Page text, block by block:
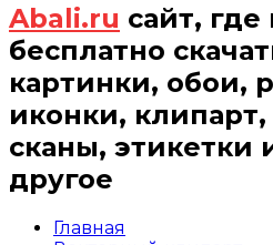
Abali.ru сайт,
бесплатно
картинки, обои,
иконки,
сканы, этикетки
другое
Главная